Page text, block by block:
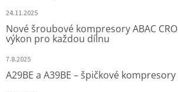
24.11.2025
Nové šroubové kompresory ABAC
výkon pro každou dílnu
7.8.2025
A29BE a A39BE – špičkové